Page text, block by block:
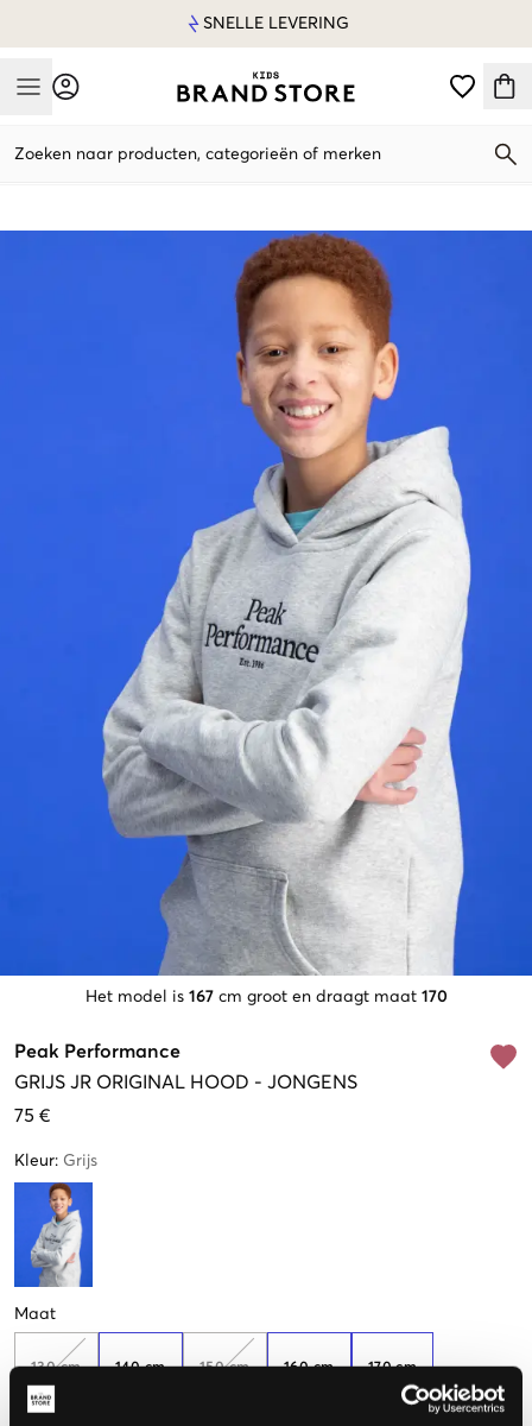
SNELLE LEVERING
Mobile Menu
Zoeken naar producten, categorieën of merken
Het model is 167 cm groot en draagt maat 170
Peak Performance
GRIJS JR ORIGINAL HOOD - JONGENS
75 €
Kleur: Grijs
Maat
130 cm 140 cm 150 cm 160 cm 170 cm